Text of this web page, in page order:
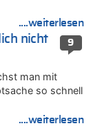
noch nie
das
Vias
das
Vias
....weiterlesen
9
nicht
man mit
so schnell
....weiterlesen